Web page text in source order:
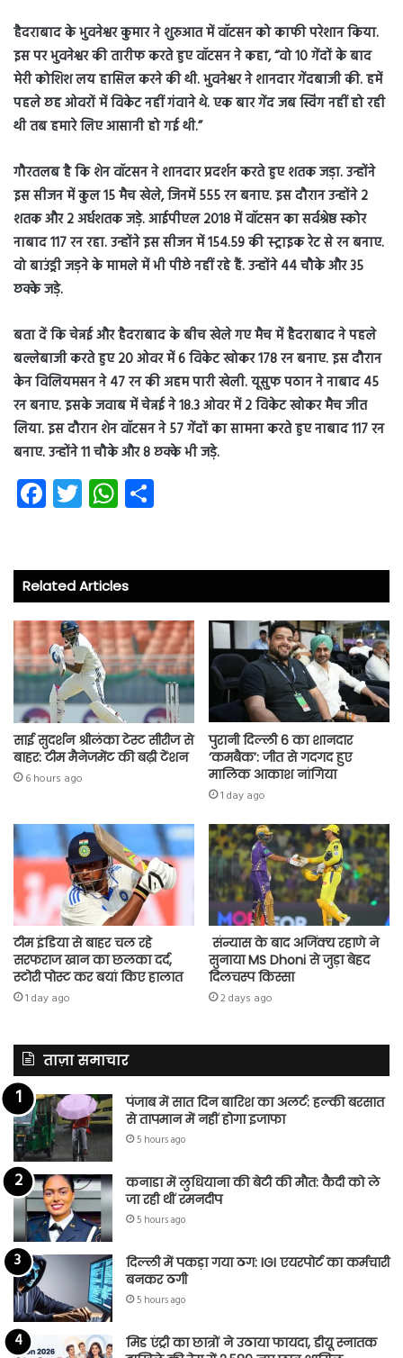
हैदराबाद के भुवनेश्वर कुमार ने शुरुआत में वॉटसन को काफी परेशान किया.
इस पर भुवनेश्वर की तारीफ करते हुए वॉटसन ने कहा, “वो 10 गेंदों के बाद
मेरी कोशिश लय हासिल करने की थी. भुवनेश्वर ने शानदार गेंदबाजी की. हमें
पहले छह ओवरों में विकेट नहीं गंवाने थे. एक बार गेंद जब स्विंग नहीं हो रही
थी तब हमारे लिए आसानी हो गई थी.”
गौरतलब है कि शेन वॉटसन ने शानदार प्रदर्शन करते हुए शतक जड़ा. उन्होंने
इस सीजन में कुल 15 मैच खेले, जिनमें 555 रन बनाए. इस दौरान उन्होंने 2
शतक और 2 अर्धशतक जड़े. आईपीएल 2018 में वॉटसन का सर्वश्रेष्ठ स्कोर
नाबाद 117 रन रहा. उन्होंने इस सीजन में 154.59 की स्ट्राइक रेट से रन बनाए.
वो बाउंड्री जड़ने के मामले में भी पीछे नहीं रहे हैं. उन्होंने 44 चौके और 35
छक्के जड़े.
बता दें कि चेन्नई और हैदराबाद के बीच खेले गए मैच में हैदराबाद ने पहले
बल्लेबाजी करते हुए 20 ओवर में 6 विकेट खोकर 178 रन बनाए. इस दौरान
केन विलियमसन ने 47 रन की अहम पारी खेली. यूसुफ पठान ने नाबाद 45
रन बनाए. इसके जवाब में चेन्नई ने 18.3 ओवर में 2 विकेट खोकर मैच जीत
लिया. इस दौरान शेन वॉटसन ने 57 गेंदों का सामना करते हुए नाबाद 117 रन
बनाए. उन्होंने 11 चौके और 8 छक्के भी जड़े.
Fa
ce
o
ok
T
wi
er
W
ha
A
p
p
Related Articles
साई सुदर्शन श्रीलंका टेस्ट सीरीज से
बाहर: टीम मैनेजमेंट की बढ़ी टेंशन
6 hours ago
पुरानी दिल्ली 6 का शानदार
‘कमबैक’: जीत से गदगद हुए
मालिक आकाश नांगिया
1 day ago
टीम इंडिया से बाहर चल रहे
सरफराज खान का छलका दर्द,
स्टोरी पोस्ट कर बयां किए हालात
1 day ago
संन्यास के बाद अजिंक्‍य रहाणे ने
सुनाया MS Dhoni से जुड़ा बेहद
दिलचस्प किस्सा
2 days ago
ताज़ा समाचार
पंजाब में सात दिन बारिश का अलर्ट: हल्की बरसात
से तापमान में नहीं होगा इजाफा
5 hours ago
कनाडा में लुधियाना की बेटी की माैत: कैदी को ले
जा रही थीं रमनदीप
5 hours ago
दिल्ली में पकड़ा गया ठग: IGI एयरपोर्ट का कर्मचारी
बनकर ठगी
5 hours ago
मिड एंट्री का छात्रों ने उठाया फायदा, डीयू स्नातक